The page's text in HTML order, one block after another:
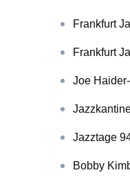
Frankfurt
Frankfurt
Joe
Jazztage
Bobby